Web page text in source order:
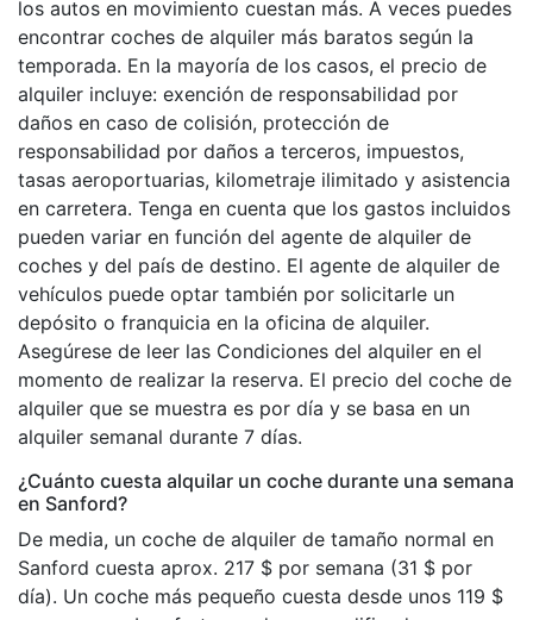
los autos en movimiento cuestan más. A veces puedes
encontrar coches de alquiler más baratos según la
temporada. En la mayoría de los casos, el precio de
alquiler incluye: exención de responsabilidad por
daños en caso de colisión, protección de
responsabilidad por daños a terceros, impuestos,
tasas aeroportuarias, kilometraje ilimitado y asistencia
en carretera. Tenga en cuenta que los gastos incluidos
pueden variar en función del agente de alquiler de
coches y del país de destino. El agente de alquiler de
vehículos puede optar también por solicitarle un
depósito o franquicia en la oficina de alquiler.
Asegúrese de leer las Condiciones del alquiler en el
momento de realizar la reserva. El precio del coche de
alquiler que se muestra es por día y se basa en un
alquiler semanal durante 7 días.
¿Cuánto cuesta alquilar un coche durante una semana
en Sanford?
De media, un coche de alquiler de tamaño normal en
Sanford cuesta aprox. 217 $ por semana (31 $ por
día). Un coche más pequeño cuesta desde unos 119 $